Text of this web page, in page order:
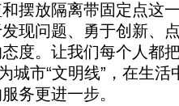
放隔离带固定点这
现问题、勇于创新、
度。让我们每个人都
城市“文明线”，在生
务更进一步。